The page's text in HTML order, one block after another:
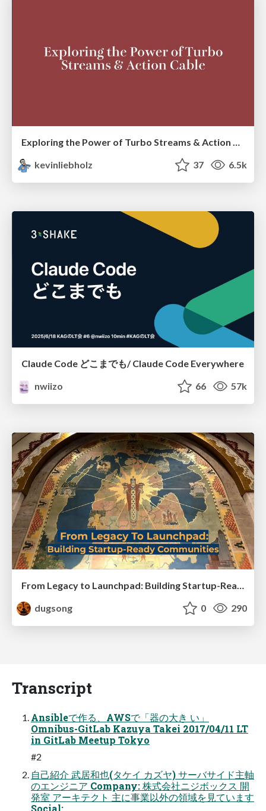
Exploring the Power of Turbo Streams & Action Cable | RailsConf2023
kevinliebholz
37 6.5k
Claude Code どこまでも/ Claude Code Everywhere
nwiizo
66 57k
dugsong
0 290
Transcript
Ansibleで作る、AWSで「器の⼤き い」
Omnibus-GitLab Kazuya Takei 2017/04/11 LT
in GitLab Meetup Tokyo
#2
⾃⼰紹介 武居和也(タケイ カズヤ) サーバサイド主軸
のエンジニア Company: 株式会社ニジボックス 開
発室 アーキテクト 主に事業以外の領域を⾒ています
Social: